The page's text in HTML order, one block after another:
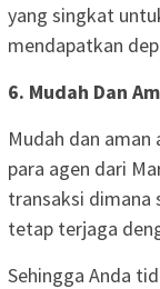
yang singkat
mendapatkan
6. Mudah Dan
Mudah dan aman
para agen dari
transaksi dimana
tetap terjaga
Sehingga Anda